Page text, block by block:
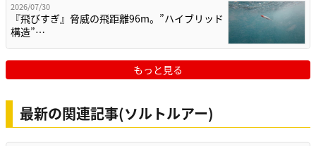
2026/07/30
『飛びすぎ』脅威の飛距離96m。”ハイブリッド
構造”…
もっと見る
最新の関連記事(ソルトルアー)